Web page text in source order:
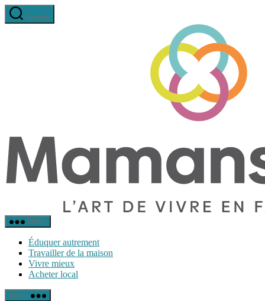
Aller
au
Search
Menu
Éduquer autrement
Travailler de la maison
Vivre mieux
Acheter local
Menu